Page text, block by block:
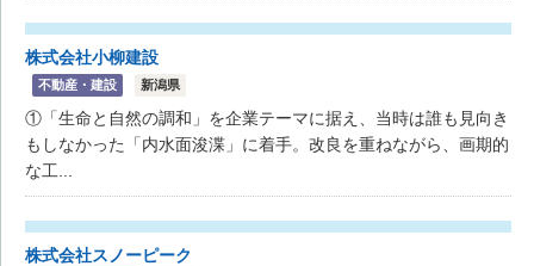
株式会社小柳建設
不動産・建設 新潟県
①「生命と自然の調和」を企業テーマに据え、当時は誰も見向き
もしなかった「内水面浚渫」に着手。改良を重ねながら、画期的
な工...
株式会社スノーピーク